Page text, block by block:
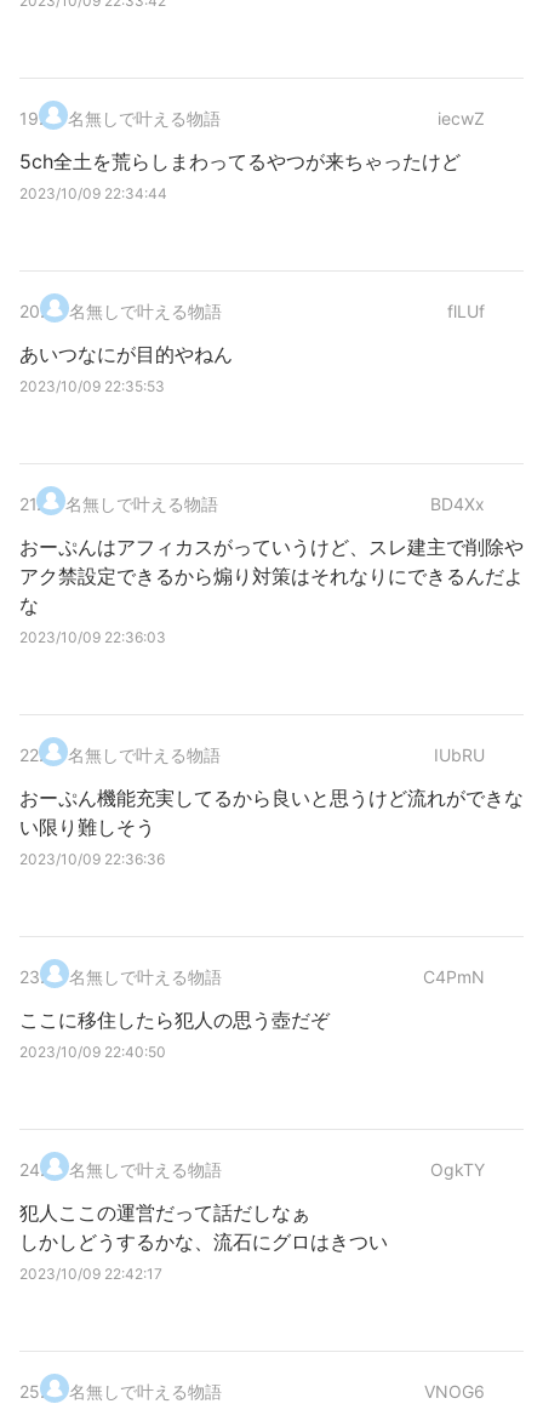
19. 名無しで叶える物語 iecwZ
5ch全土を荒らしまわってるやつが来ちゃったけど
2023/10/09 22:34:44
20. 名無しで叶える物語 flLUf
あいつなにが目的やねん
2023/10/09 22:35:53
21. 名無しで叶える物語 BD4Xx
おーぷんはアフィカスがっていうけど、スレ建主で削除や
アク禁設定できるから煽り対策はそれなりにできるんだよ
な
2023/10/09 22:36:03
22. 名無しで叶える物語 IUbRU
おーぷん機能充実してるから良いと思うけど流れができな
い限り難しそう
2023/10/09 22:36:36
23. 名無しで叶える物語 C4PmN
ここに移住したら犯人の思う壺だぞ
2023/10/09 22:40:50
24. 名無しで叶える物語 OgkTY
犯人ここの運営だって話だしなぁ
しかしどうするかな、流石にグロはきつい
2023/10/09 22:42:17
25. 名無しで叶える物語 VNOG6